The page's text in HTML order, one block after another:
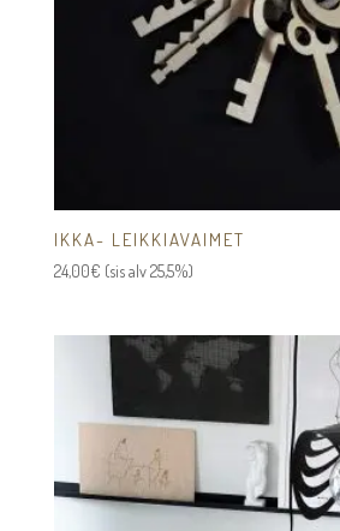
IKKA- LEIKKIAVAIMET
24,00€ (sis alv 25,5%)